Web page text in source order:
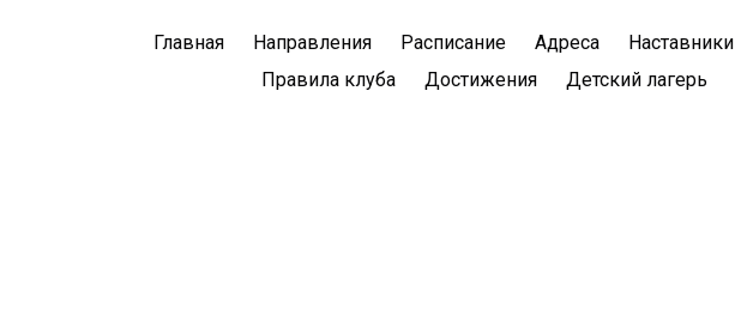
Главная Направления Расписание Адреса Наставники
Правила клуба
Достижения Детский лагерь